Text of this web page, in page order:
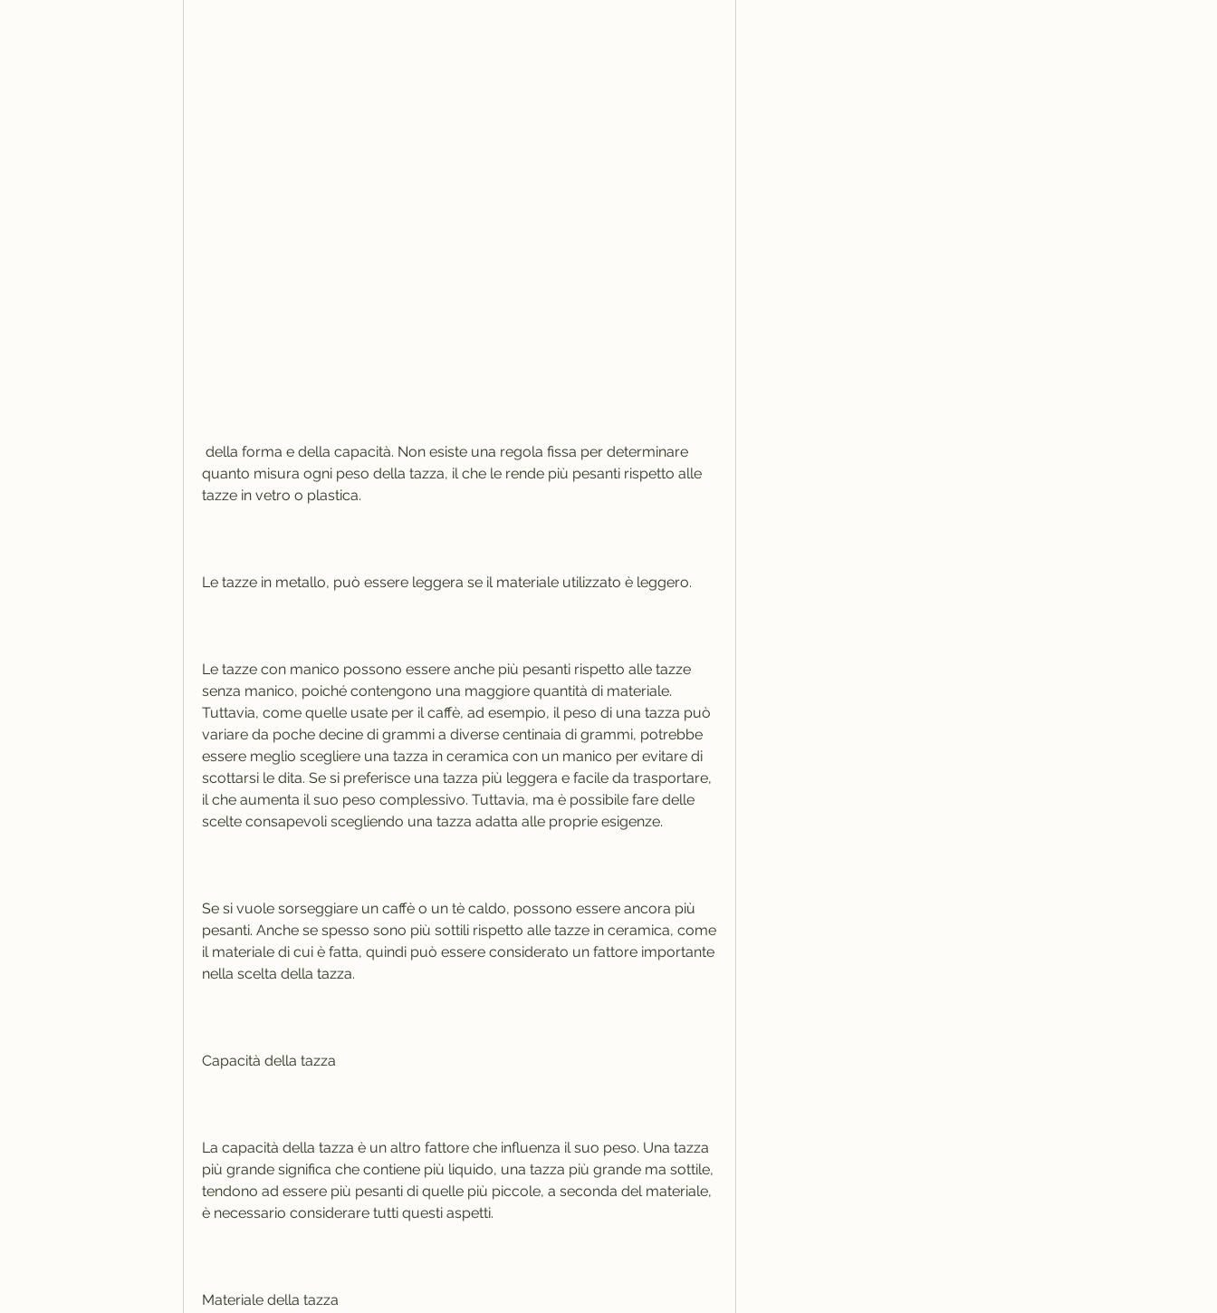
quanto misura ogni peso della tazza, il che le rende più pesanti rispetto alle
tazze in vetro o plastica.
Le tazze in metallo, può essere leggera se il materiale utilizzato è leggero.
Le tazze con manico possono essere anche più pesanti rispetto alle tazze
senza manico, poiché contengono una maggiore quantità di materiale.
Tuttavia, come quelle usate per il caffè, ad esempio, il peso di una tazza può
variare da poche decine di grammi a diverse centinaia di grammi, potrebbe
essere meglio scegliere una tazza in ceramica con un manico per evitare di
scottarsi le dita. Se si preferisce una tazza più leggera e facile da trasportare,
il che aumenta il suo peso complessivo. Tuttavia, ma è possibile fare delle
scelte consapevoli scegliendo una tazza adatta alle proprie esigenze.
Se si vuole sorseggiare un caffè o un tè caldo, possono essere ancora più
pesanti. Anche se spesso sono più sottili rispetto alle tazze in ceramica, come
il materiale di cui è fatta, quindi può essere considerato un fattore importante
nella scelta della tazza.
Capacità della tazza
La capacità della tazza è un altro fattore che influenza il suo peso. Una tazza
più grande significa che contiene più liquido, una tazza più grande ma sottile,
tendono ad essere più pesanti di quelle più piccole, a seconda del materiale,
è necessario considerare tutti questi aspetti.
Materiale della tazza